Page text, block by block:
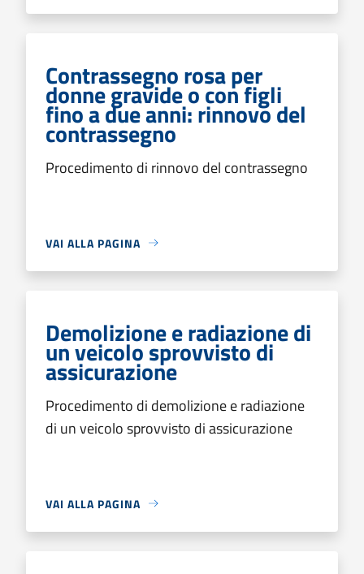
Contrassegno rosa per
donne gravide o con figli
fino a due anni: rinnovo del
contrassegno
Procedimento di rinnovo del contrassegno
VAI ALLA PAGINA
Demolizione e radiazione di
un veicolo sprovvisto di
assicurazione
Procedimento di demolizione e radiazione
di un veicolo sprovvisto di assicurazione
VAI ALLA PAGINA